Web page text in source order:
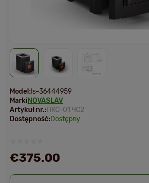
Model: ls-36444959
Marki NOVASLAV
Artykuł nr.: ПКС-01 ЧС2
Dostępność:Dostępny
€375.00